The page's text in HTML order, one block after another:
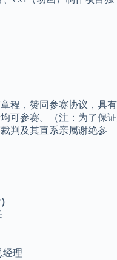
程，赞同参赛协议，具有
可参赛。（注：为了保证
判及其直系亲属谢绝参
经理